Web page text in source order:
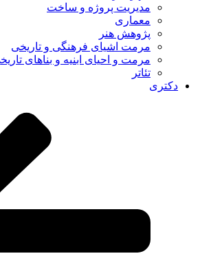
مدیریت پروژه و ساخت
معماری
پژوهش هنر
مرمت اشیای فرهنگی و تاریخی
مرمت و احیای ابنیه و بناهای
تئاتر
دکتری